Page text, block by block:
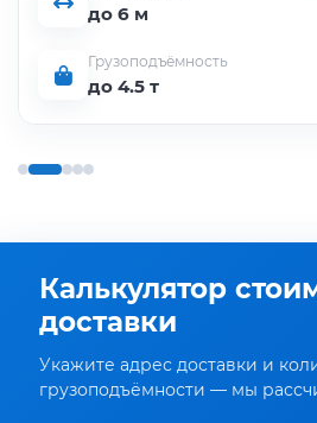
до 6 м
Грузоподъёмность
до 4.5 т
Калькулятор
доставки
Укажите адрес доставки и
грузоподъёмности — мы